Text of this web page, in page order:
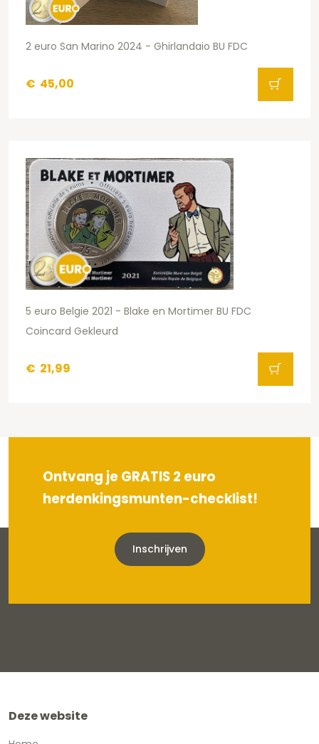
2 euro San Marino 2024 - Ghirlandaio BU FDC
€ 45,00
5 euro Belgie 2021 - Blake en Mortimer BU FDC
Coincard Gekleurd
€ 21,99
Ontvang je GRATIS 2 euro
herdenkingsmunten-checklist!
Inschrijven
Deze website